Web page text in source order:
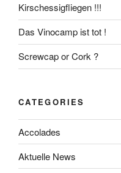
Kirschessigfliegen !!!
Das Vinocamp ist tot !
Screwcap or Cork ?
CATEGORIES
Accolades
Aktuelle News